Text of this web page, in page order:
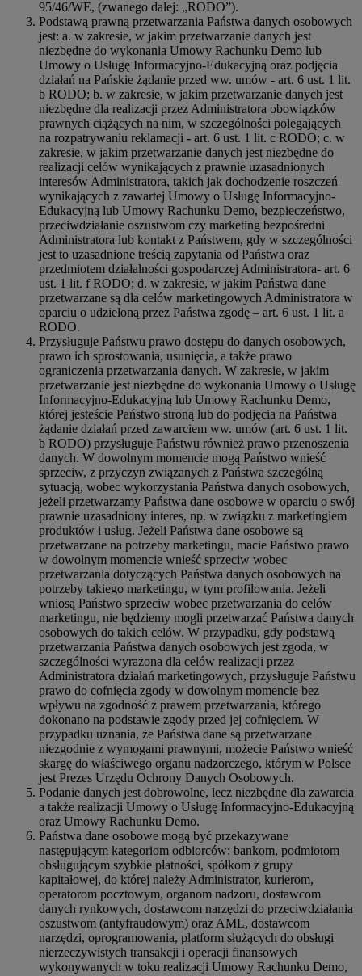
95/46/WE, (zwanego dalej: „RODO”).
Podstawą prawną przetwarzania Państwa danych osobowych
jest: a. w zakresie, w jakim przetwarzanie danych jest
niezbędne do wykonania Umowy Rachunku Demo lub
Umowy o Usługę Informacyjno-Edukacyjną oraz podjęcia
działań na Pańskie żądanie przed ww. umów - art. 6 ust. 1 lit.
b RODO; b. w zakresie, w jakim przetwarzanie danych jest
niezbędne dla realizacji przez Administratora obowiązków
prawnych ciążących na nim, w szczególności polegających
na rozpatrywaniu reklamacji - art. 6 ust. 1 lit. c RODO; c. w
zakresie, w jakim przetwarzanie danych jest niezbędne do
realizacji celów wynikających z prawnie uzasadnionych
interesów Administratora, takich jak dochodzenie roszczeń
wynikających z zawartej Umowy o Usługę Informacyjno-
Edukacyjną lub Umowy Rachunku Demo, bezpieczeństwo,
przeciwdziałanie oszustwom czy marketing bezpośredni
Administratora lub kontakt z Państwem, gdy w szczególności
jest to uzasadnione treścią zapytania od Państwa oraz
przedmiotem działalności gospodarczej Administratora- art. 6
ust. 1 lit. f RODO; d. w zakresie, w jakim Państwa dane
przetwarzane są dla celów marketingowych Administratora w
oparciu o udzieloną przez Państwa zgodę – art. 6 ust. 1 lit. a
RODO.
Przysługuje Państwu prawo dostępu do danych osobowych,
prawo ich sprostowania, usunięcia, a także prawo
ograniczenia przetwarzania danych. W zakresie, w jakim
przetwarzanie jest niezbędne do wykonania Umowy o Usługę
Informacyjno-Edukacyjną lub Umowy Rachunku Demo,
której jesteście Państwo stroną lub do podjęcia na Państwa
żądanie działań przed zawarciem ww. umów (art. 6 ust. 1 lit.
b RODO) przysługuje Państwu również prawo przenoszenia
danych. W dowolnym momencie mogą Państwo wnieść
sprzeciw, z przyczyn związanych z Państwa szczególną
sytuacją, wobec wykorzystania Państwa danych osobowych,
jeżeli przetwarzamy Państwa dane osobowe w oparciu o swój
prawnie uzasadniony interes, np. w związku z marketingiem
produktów i usług. Jeżeli Państwa dane osobowe są
przetwarzane na potrzeby marketingu, macie Państwo prawo
w dowolnym momencie wnieść sprzeciw wobec
przetwarzania dotyczących Państwa danych osobowych na
potrzeby takiego marketingu, w tym profilowania. Jeżeli
wniosą Państwo sprzeciw wobec przetwarzania do celów
marketingu, nie będziemy mogli przetwarzać Państwa danych
osobowych do takich celów. W przypadku, gdy podstawą
przetwarzania Państwa danych osobowych jest zgoda, w
szczególności wyrażona dla celów realizacji przez
Administratora działań marketingowych, przysługuje Państwu
prawo do cofnięcia zgody w dowolnym momencie bez
wpływu na zgodność z prawem przetwarzania, którego
dokonano na podstawie zgody przed jej cofnięciem. W
przypadku uznania, że Państwa dane są przetwarzane
niezgodnie z wymogami prawnymi, możecie Państwo wnieść
skargę do właściwego organu nadzorczego, którym w Polsce
jest Prezes Urzędu Ochrony Danych Osobowych.
Podanie danych jest dobrowolne, lecz niezbędne dla zawarcia
a także realizacji Umowy o Usługę Informacyjno-Edukacyjną
oraz Umowy Rachunku Demo.
Państwa dane osobowe mogą być przekazywane
następującym kategoriom odbiorców: bankom, podmiotom
obsługującym szybkie płatności, spółkom z grupy
kapitałowej, do której należy Administrator, kurierom,
operatorom pocztowym, organom nadzoru, dostawcom
danych rynkowych, dostawcom narzędzi do przeciwdziałania
oszustwom (antyfraudowym) oraz AML, dostawcom
narzędzi, oprogramowania, platform służących do obsługi
nierzeczywistych transakcji i operacji finansowych
wykonywanych w toku realizacji Umowy Rachunku Demo,